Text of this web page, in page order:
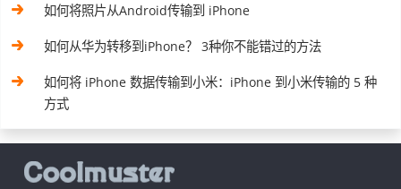
如何将照片从Android传输到 iPhone
如何从华为转移到iPhone？ 3种你不能错过的方法
如何将 iPhone 数据传输到小米：iPhone 到小米传输的 5 种
方式